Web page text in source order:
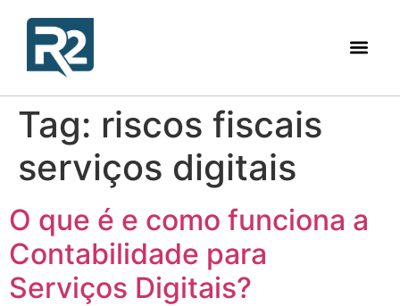
Tag: riscos fiscais
serviços digitais
O que é e como funciona a
Contabilidade para
Serviços Digitais?